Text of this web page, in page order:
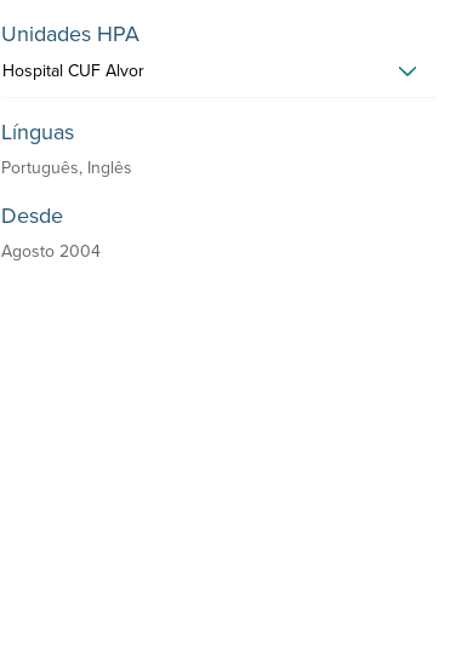
Unidades HPA
Hospital CUF Alvor
Línguas
Português, Inglês
Desde
Agosto 2004